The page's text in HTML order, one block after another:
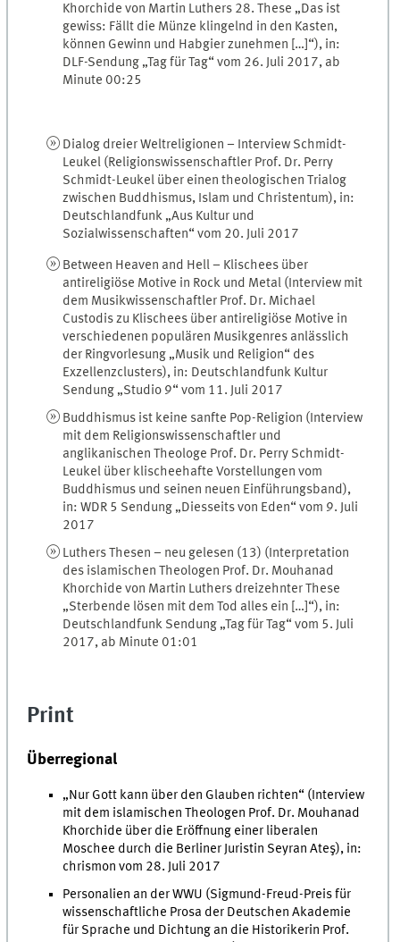
Khorchide von Martin Luthers 28. These „Das ist
gewiss: Fällt die Münze klingelnd in den Kasten,
können Gewinn und Habgier zunehmen […]“), in:
DLF-Sendung „Tag für Tag“ vom 26. Juli 2017, ab
Minute 00:25
Dialog dreier Weltreligionen – Interview Schmidt-
Leukel (Religionswissenschaftler Prof. Dr. Perry
Schmidt-Leukel über einen theologischen Trialog
zwischen Buddhismus, Islam und Christentum), in:
Deutschlandfunk „Aus Kultur und
Sozialwissenschaften“ vom 20. Juli 2017
Between Heaven and Hell – Klischees über
antireligiöse Motive in Rock und Metal (Interview mit
dem Musikwissenschaftler Prof. Dr. Michael
Custodis zu Klischees über antireligiöse Motive in
verschiedenen populären Musikgenres anlässlich
der Ringvorlesung „Musik und Religion“ des
Exzellenzclusters), in: Deutschlandfunk Kultur
Sendung „Studio 9“ vom 11. Juli 2017
Buddhismus ist keine sanfte Pop-Religion (Interview
mit dem Religionswissenschaftler und
anglikanischen Theologe Prof. Dr. Perry Schmidt-
Leukel über klischeehafte Vorstellungen vom
Buddhismus und seinen neuen Einführungsband),
in: WDR 5 Sendung „Diesseits von Eden“ vom 9. Juli
2017
Luthers Thesen – neu gelesen (13) (Interpretation
des islamischen Theologen Prof. Dr. Mouhanad
Khorchide von Martin Luthers dreizehnter These
„Sterbende lösen mit dem Tod alles ein […]“), in:
Deutschlandfunk Sendung „Tag für Tag“ vom 5. Juli
2017, ab Minute 01:01
Print
Überregional
„Nur Gott kann über den Glauben richten“ (Interview
mit dem islamischen Theologen Prof. Dr. Mouhanad
Khorchide über die Eröffnung einer liberalen
Moschee durch die Berliner Juristin Seyran Ateş), in:
chrismon vom 28. Juli 2017
Personalien an der WWU (Sigmund-Freud-Preis für
wissenschaftliche Prosa der Deutschen Akademie
für Sprache und Dichtung an die Historikerin Prof.